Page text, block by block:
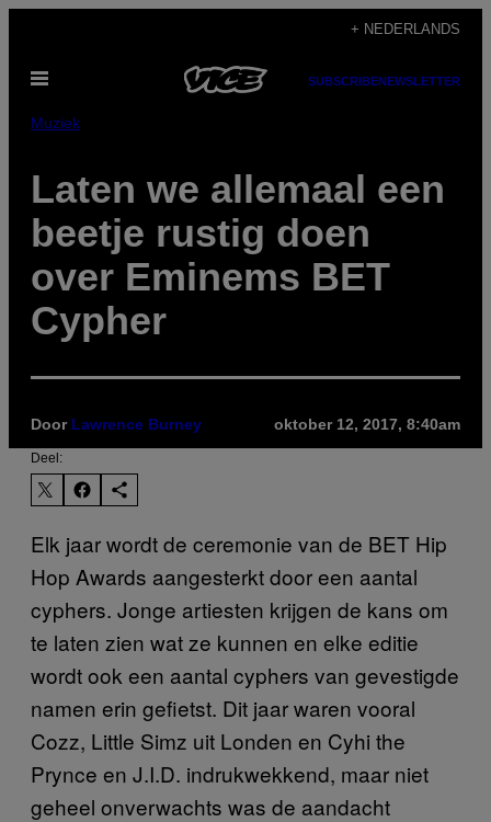
de
inhoud
+ NEDERLANDS
Open
SUBSCRIBENEWSLETTER
Muziek
Laten we allemaal een
beetje rustig doen
over Eminems BET
Cypher
Door Lawrence Burney oktober 12, 2017, 8:40am
Deel:
Elk jaar wordt de ceremonie van de BET Hip
Hop Awards aangesterkt door een aantal
cyphers. Jonge artiesten krijgen de kans om
te laten zien wat ze kunnen en elke editie
wordt ook een aantal cyphers van gevestigde
namen erin gefietst. Dit jaar waren vooral
Cozz, Little Simz uit Londen en Cyhi the
Prynce en J.I.D. indrukwekkend, maar niet
geheel onverwachts was de aandacht